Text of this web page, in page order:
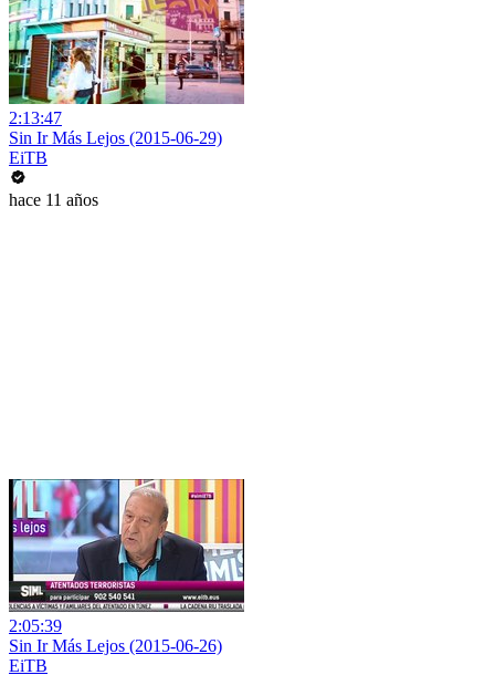
2:13:47
Sin Ir Más Lejos (2015-06-29)
EiTB
hace 11 años
2:05:39
Sin Ir Más Lejos (2015-06-26)
EiTB